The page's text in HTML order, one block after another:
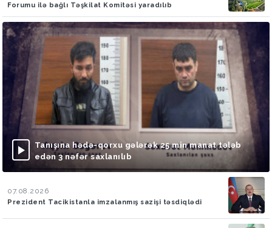
Forumu ilə bağlı Təşkilat Komitəsi yaradılıb
Tanışına hədə-qorxu gələrək 25 min manat tələb
edən 3 nəfər saxlanılıb
07.08.2026
Prezident Tacikistanla imzalanmış sazişi təsdiqlədi